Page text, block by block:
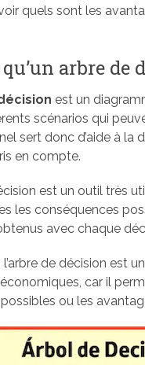
quels sont les
qu’un arbre de
est un
scénarios qui
sert donc d’aide à la
en compte.
est un outil très
les conséquences
avec chaque
l’arbre de décision est
car il
ou les